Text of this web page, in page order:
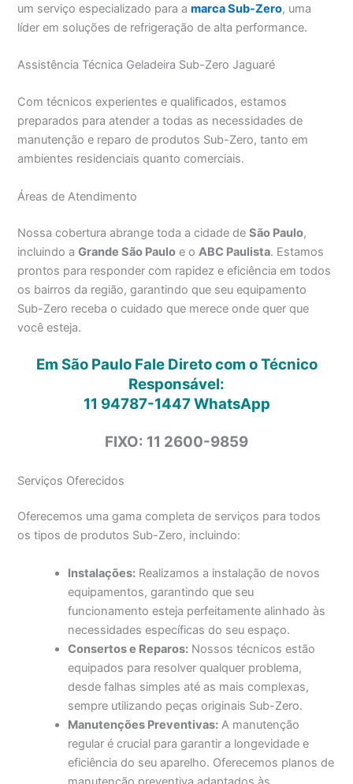
um serviço especializado para amarca Sub-Zero, uma
líder em soluções de refrigeração de alta performance.
Assistência Técnica Geladeira Sub-Zero Jaguaré
Com técnicos experientes e qualificados, estamos
preparados para atender a todas as necessidades de
manutenção e reparo de produtos Sub-Zero, tanto em
ambientes residenciais quanto comerciais.
Áreas de Atendimento
Nossa cobertura abrange toda a cidade deSão Paulo,
incluindo aGrande São Paulo e o ABC Paulista. Estamos
prontos para responder com rapidez e eficiência em todos
os bairros da região, garantindo que seu equipamento
Sub-Zero receba o cuidado que merece onde quer que
você esteja.
Em São Paulo Fale Direto com o Técnico
Responsável:
11 94787-1447WhatsApp
FIXO: 11 2600-9859
Serviços Oferecidos
Oferecemos uma gama completa de serviços para todos
os tipos de produtos Sub-Zero, incluindo:
Instalações: Realizamos a instalação de novos
equipamentos, garantindo que seu
funcionamento esteja perfeitamente alinhado às
necessidades específicas do seu espaço.
Consertos e Reparos: Nossos técnicos estão
equipados para resolver qualquer problema,
desde falhas simples até as mais complexas,
sempre utilizando peças originais Sub-Zero.
Manutenções Preventivas: A manutenção
regular é crucial para garantir a longevidade e
eficiência do seu aparelho. Oferecemos planos de